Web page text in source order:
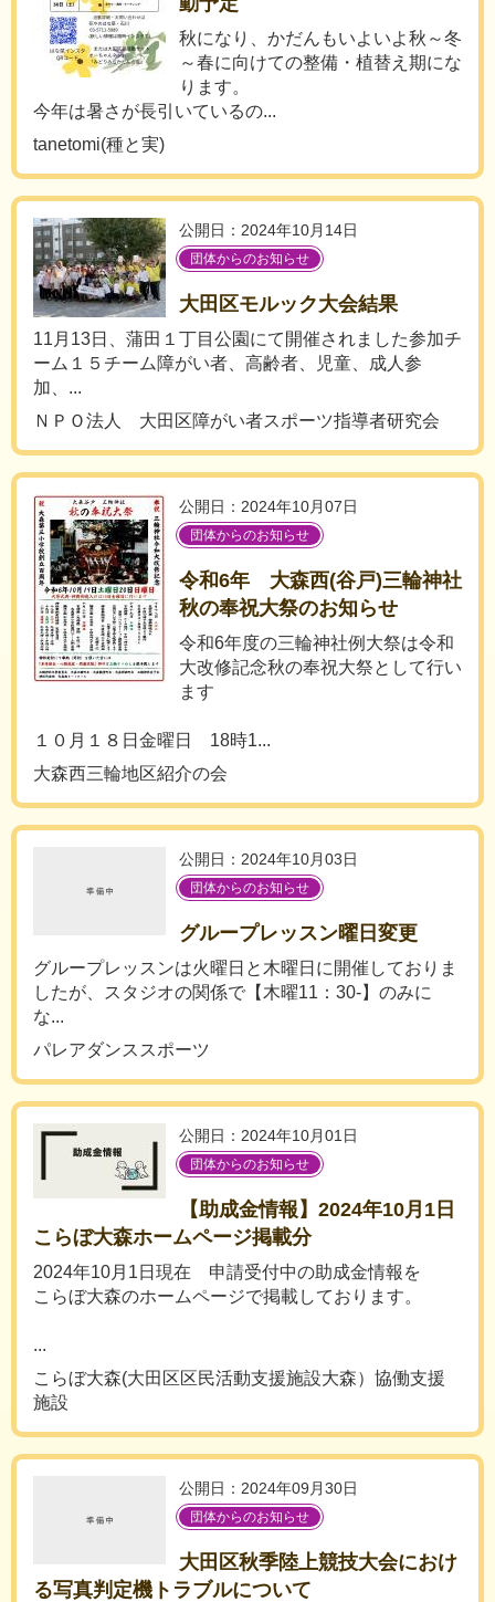
秋になり、かだんもいよいよ秋～冬
～春に向けての整備・植替え期にな
ります。
今年は暑さが長引いているの...
tanetomi(種と実)
公開日：2024年10月14日
団体からのお知らせ
大田区モルック大会結果
11月13日、蒲田１丁目公園にて開催されました参加チ
ーム１５チーム障がい者、高齢者、児童、成人参
加、...
ＮＰＯ法人 大田区障がい者スポーツ指導者研究会
公開日：2024年10月07日
団体からのお知らせ
令和6年 大森西(谷戸)三輪神社
秋の奉祝大祭のお知らせ
令和6年度の三輪神社例大祭は令和
大改修記念秋の奉祝大祭として行い
ます
１０月１８日金曜日 18時1...
大森西三輪地区紹介の会
公開日：2024年10月03日
団体からのお知らせ
グループレッスン曜日変更
グループレッスンは火曜日と木曜日に開催しておりま
したが、スタジオの関係で【木曜11：30-】のみに
な...
パレアダンススポーツ
公開日：2024年10月01日
団体からのお知らせ
【助成金情報】2024年10月1日
こらぼ大森ホームページ掲載分
2024年10月1日現在 申請受付中の助成金情報を
こらぼ大森のホームページで掲載しております。
...
こらぼ大森(大田区区民活動支援施設大森）協働支援
施設
公開日：2024年09月30日
団体からのお知らせ
大田区秋季陸上競技大会におけ
る写真判定機トラブルについて